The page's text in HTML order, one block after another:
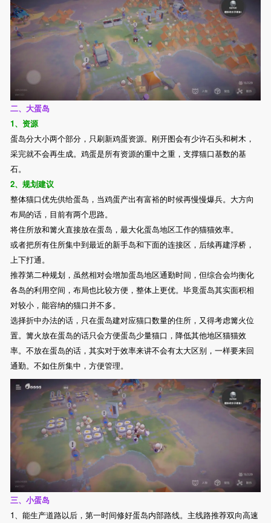
二、大蛋岛
1、资源
蛋岛分大小两个部分，只刷新鸡蛋资源。刚开图会有少许石头和树木，
采完就不会再生成。鸡蛋是所有资源的重中之重，支撑猫口基数的基
石。
2、规划建议
整体猫口优先供给蛋岛，当鸡蛋产出有富裕的时候再慢慢爆兵。大方向
布局的话，目前有两个思路。
将住所放和篝火直接放在蛋岛，最大化蛋岛地区工作的猫猫效率。
或者把所有住所集中到最近的新手岛和下面的连接区，后续再建浮桥，
上下打通。
推荐第二种规划，虽然相对会增加蛋岛地区通勤时间，但综合会均衡化
各岛的利用空间，布局也比较方便，整体上更优。毕竟蛋岛其实面积相
对较小，能容纳的猫口并不多。
选择折中办法的话，只在蛋岛建对应猫口数量的住所，又得考虑篝火位
置。篝火放在蛋岛的话只会方便蛋岛少量猫口，降低其他地区猫猫效
率。不放在蛋岛的话，其实对于效率来讲不会有太大区别，一样要来回
通勤。不如住所集中，方便管理。
三、小蛋岛
1、能生产道路以后，第一时间修好蛋岛内部路线。主线路推荐双向高速